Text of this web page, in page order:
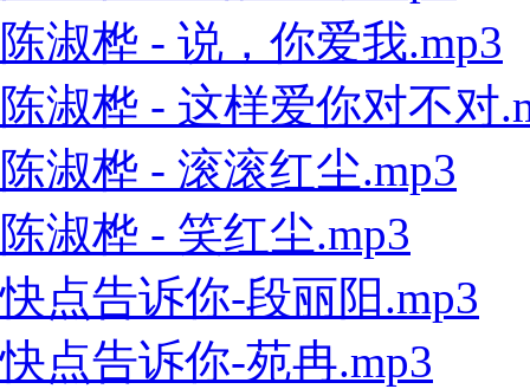
陈淑桦 - 说，你爱我.mp3
陈淑桦 - 这样爱你对不对
陈淑桦 - 滚滚红尘.mp3
陈淑桦 - 笑红尘.mp3
快点告诉你-段丽阳.mp3
快点告诉你-苑冉.mp3